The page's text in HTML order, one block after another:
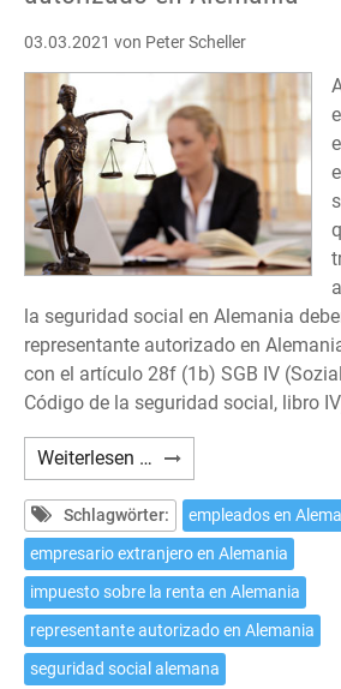
03.03.2021 von Peter Scheller
la seguridad social en Alemania
representante autorizado en
con el artículo 28f (1b) SGB IV
Código de la seguridad social, libro
Weiterlesen … Seguridad
Social
alemana:
Representante
autorizado
en
Alemania
Schlagwörter:
empleados en
empresario extranjero en Alemania
impuesto sobre la renta en Alemania
representante autorizado en Alemania
seguridad social alemana